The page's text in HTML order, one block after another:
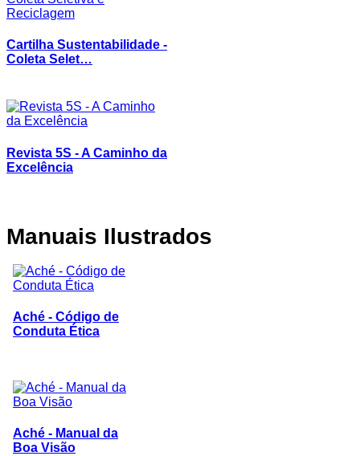
Cartilha Sustentabilidade -
Coleta Selet…
Revista 5S - A Caminho da
Excelência
Manuais Ilustrados
Aché - Código de
Conduta Ética
Aché - Manual da
Boa Visão